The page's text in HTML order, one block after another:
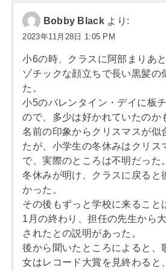
Bobby Black より:
2023年11月28日 1:05 PM
小6の時、クラスに阿部まりあ
ゾチックな顔立ちで長い黒髪の
た。
小5のバレンタイン・デイに板
ので、多少は好かれていたのか
名前の印象からクリスマスが似
たが、小学生の冬休みはクリス
で、実際のところは不明だった。
冬休みが明け、クラスに戻ると
かった。
その後もずっと学校に来ること
1月の終わり、担任の先生から
されたとの説明があった。
後から聞いたところによると、
女はレコード大賞を見終わると